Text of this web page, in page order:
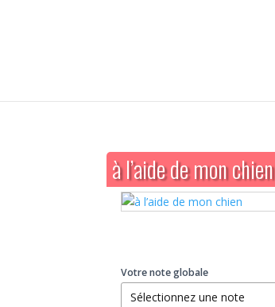
à l’aide de mon chien
Votre note globale